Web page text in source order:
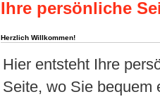
Ihre persönliche
Herzlich Willkommen!
Hier entsteht Ihre
Seite, wo Sie bequem